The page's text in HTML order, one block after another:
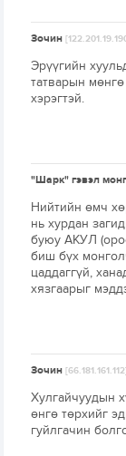
Зочин
Эрүүгийн
татварын
хэрэгтэй.
"Шарк" гэвэл
Нийтийн өмч
нь хурдан
буюу АКУЛ
биш бүх
цаддаггүй,
хязгаарыг
Зочин[66.181.161.112]
Хулгайчуудын
өнгө төрхийг
гуйлгачин